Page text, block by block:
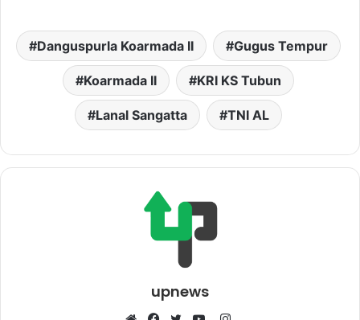
Danguspurla Koarmada II Gugus Tempur
Koarmada II KRI KS Tubun
Lanal Sangatta TNI AL
upnews